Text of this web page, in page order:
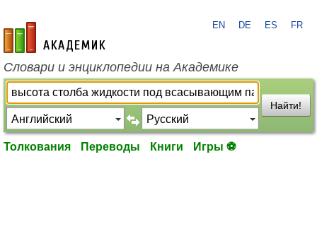
academic.ru
EN DE ES FR
Словари и энциклопедии на Академике
Найти!
Толкования Переводы Книги Игры ⚽